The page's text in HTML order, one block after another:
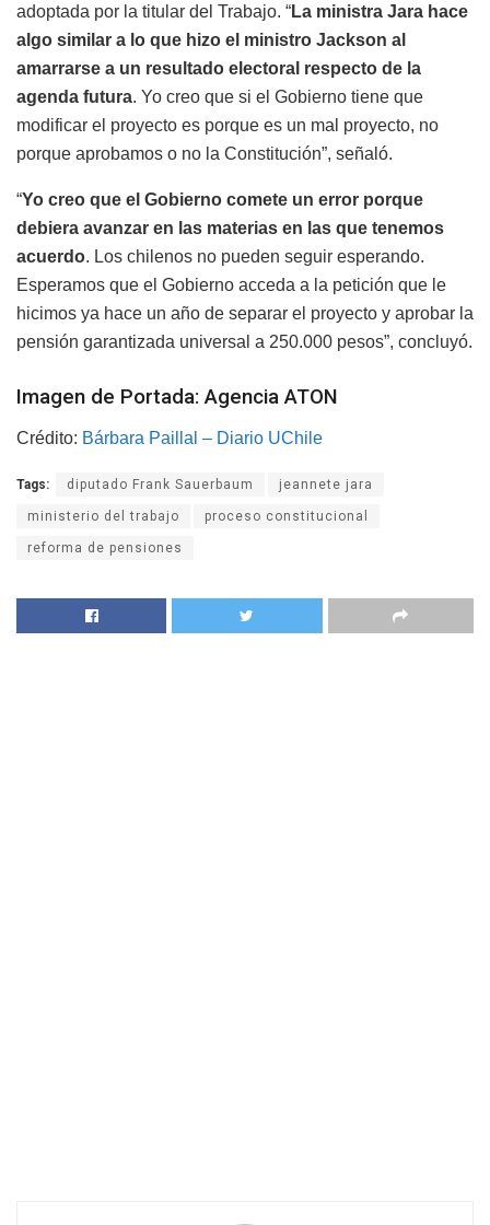
adoptada por la titular del Trabajo. “La ministra Jara hace
algo similar a lo que hizo el ministro Jackson al
amarrarse a un resultado electoral respecto de la
agenda futura. Yo creo que si el Gobierno tiene que
modificar el proyecto es porque es un mal proyecto, no
porque aprobamos o no la Constitución”, señaló.
“Yo creo que el Gobierno comete un error porque
debiera avanzar en las materias en las que tenemos
acuerdo. Los chilenos no pueden seguir esperando.
Esperamos que el Gobierno acceda a la petición que le
hicimos ya hace un año de separar el proyecto y aprobar la
pensión garantizada universal a 250.000 pesos”, concluyó.
Imagen de Portada: Agencia ATON
Crédito: Bárbara Paillal – Diario UChile
Tags: diputado Frank Sauerbaum jeannete jara
ministerio del trabajo proceso constitucional
reforma de pensiones